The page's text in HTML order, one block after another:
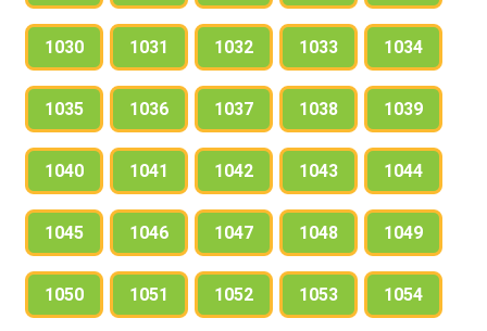
1030 1031 1032 1033 1034
1035 1036 1037 1038 1039
1040 1041 1042 1043 1044
1045 1046 1047 1048 1049
1050 1051 1052 1053 1054